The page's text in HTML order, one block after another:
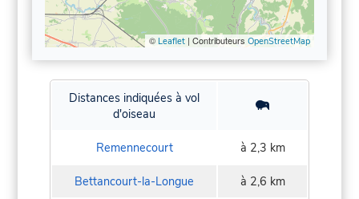
© Leaflet| Contributeurs OpenStreetMap
Distances indiquées à vol
d'oiseau
Remennecourt à 2,3 km
Bettancourt-la-Longue à 2,6 km